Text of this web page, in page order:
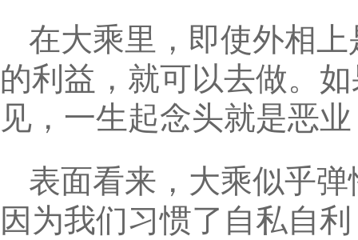
在大乘里，即使外相
的利益，就可以去做。
见，一生起念头就是恶
表面看来，大乘似乎
因为我们习惯了自私自